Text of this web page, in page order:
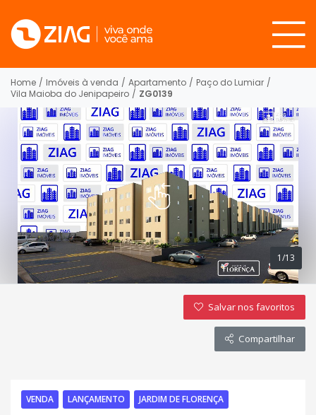
Home / Imóveis à venda / Apartamento / Paço do Lumiar /
Vila Maioba do Jenipapeiro / ZG0139
1/13
Salvar nos favoritos
Compartilhar
VENDA LANÇAMENTO JARDIM DE FLORENÇA